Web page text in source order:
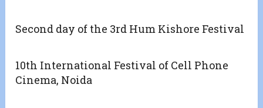
Second day of the 3rd Hum Kishore Festival
10th International Festival of Cell Phone
Cinema, Noida